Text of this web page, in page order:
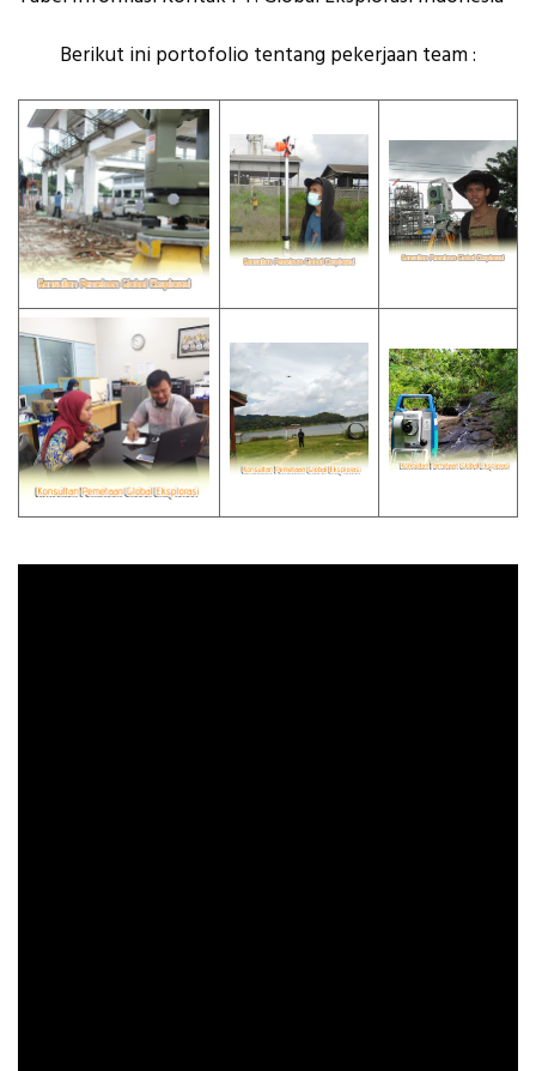
Berikut ini portofolio tentang pekerjaan team :